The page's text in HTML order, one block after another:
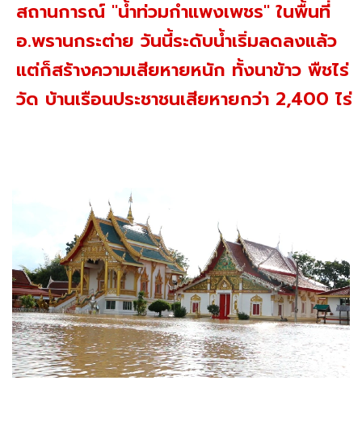
สถานการณ์ "น้ำท่วมกำแพงเพชร" ในพื้นที่
อ.พรานกระต่าย วันนี้ระดับน้ำเริ่มลดลงแล้ว
แต่ก็สร้างความเสียหายหนัก ทั้งนาข้าว พืชไร่
วัด บ้านเรือนประชาชนเสียหายกว่า 2,400 ไร่